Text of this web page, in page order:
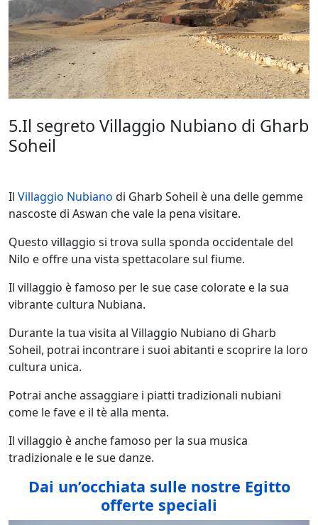
5.Il segreto Villaggio Nubiano di Gharb
Soheil
Il Villaggio Nubiano di Gharb Soheil è una delle gemme
nascoste di Aswan che vale la pena visitare.
Questo villaggio si trova sulla sponda occidentale del
Nilo e offre una vista spettacolare sul fiume.
Il villaggio è famoso per le sue case colorate e la sua
vibrante cultura Nubiana.
Durante la tua visita al Villaggio Nubiano di Gharb
Soheil, potrai incontrare i suoi abitanti e scoprire la loro
cultura unica.
Potrai anche assaggiare i piatti tradizionali nubiani
come le fave e il tè alla menta.
Il villaggio è anche famoso per la sua musica
tradizionale e le sue danze.
Dai un’occhiata sulle nostre Egitto
offerte speciali